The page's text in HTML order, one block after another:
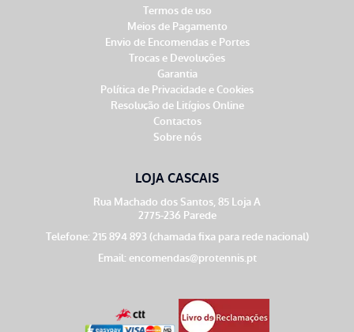
Termos de uso
Meios de Pagamento
Envio de Encomendas e Portes
Trocas e Devoluções
Garantia
Política de Privacidade e Cookies
Resolução de Litígios Online
Contactos
Sobre nós
LOJA CASCAIS
Rua Machado dos Santos, 85 Loja A
2775-236 Parede
Telefone: 215 894 893 (chamada fixa para rede nacional)
Email: encomendas@protennis.pt